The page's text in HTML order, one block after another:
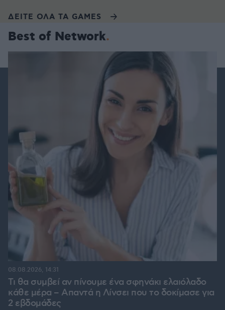
ΔΕΙΤΕ ΟΛΑ ΤΑ GAMES
Best of Network
Τι θα συμβεί αν πίνουμε ένα σφηνάκι ελαιόλαδο
κάθε μέρα – Απαντά η Λίνσει που το δοκίμασε για
2 εβδομάδες
08.08.2026, 14:31